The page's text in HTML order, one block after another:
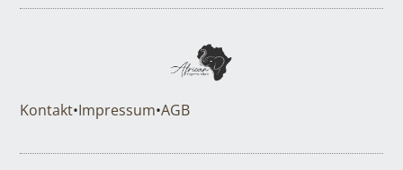
Kontakt•Impressum•AGB